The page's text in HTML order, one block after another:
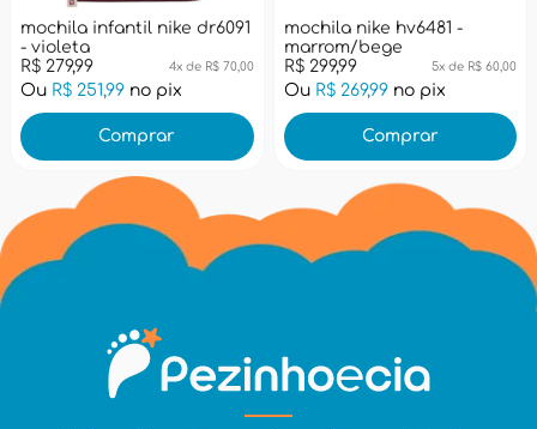
mochila infantil nike dr6091
- violeta
R$ 279,99
4x de R$ 70,00
Ou R$ 251,99 no pix
Comprar
mochila nike hv6481 -
marrom/bege
R$ 299,99
5x de R$ 60,00
Ou R$ 269,99no pix
Comprar